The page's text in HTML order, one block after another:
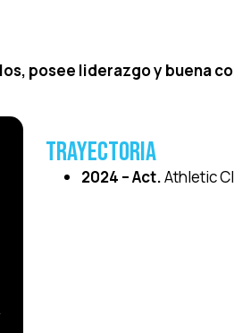
posee liderazgo y buena
Trayectoria
2024 – Act.Athletic